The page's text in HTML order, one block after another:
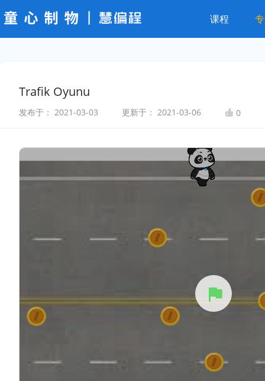
课程
Trafik Oyunu
发布于： 2021-03-03 更新于： 2021-03-06 0